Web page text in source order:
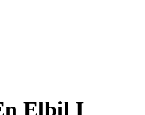
Elbil I